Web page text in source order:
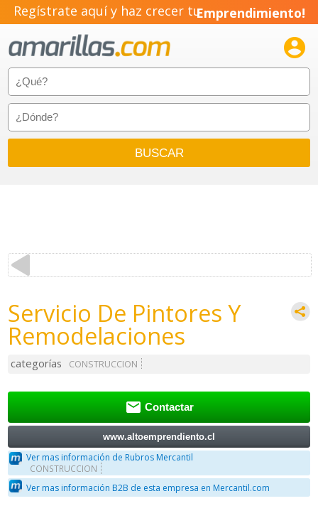
Regístrate aquí y haz crecer tuEmprendimiento!

Servicio De Pintores Y
Remodelaciones
categorías CONSTRUCCION
 Contactar
www.altoemprendiento.cl
Ver mas información de Rubros Mercantil
CONSTRUCCION
Ver mas información B2B de esta empresa en Mercantil.com